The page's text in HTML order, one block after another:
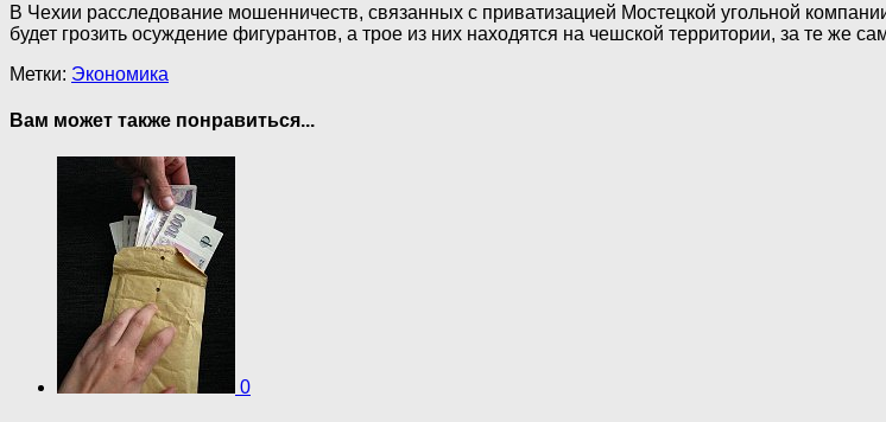
В Чехии расследование мошенничеств, связанных с приватизацией Мостецкой угольной
будет грозить осуждение фигурантов, а трое из них находятся на чешской территории, за те же
Метки: Экономика
Вам может также понравиться...
0